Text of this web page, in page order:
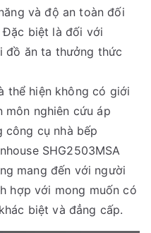
và độ an toàn đối
biệt là đối với
đồ ăn ta thưởng thức
thể hiện không có giới
môn nghiên cứu áp
công cụ nhà bếp
SHG2503MSA
mang đến với người
hợp với mong muốn có
biệt và đẳng cấp.